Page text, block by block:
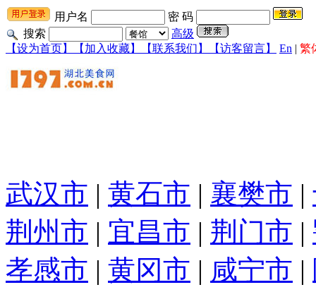
用户名
密 码
搜索
高级
【设为首页】
【加入收藏】 【联系我们】 【访客留言】 En | 繁
武汉市 | 黄石市 | 襄樊市 |
荆州市 | 宜昌市 | 荆门市 |
孝感市 | 黄冈市 | 咸宁市 |